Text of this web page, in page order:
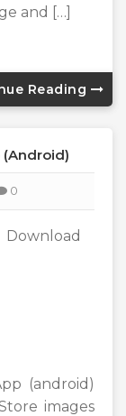
and […]
Reading
(android)
0
Download
(android)
images